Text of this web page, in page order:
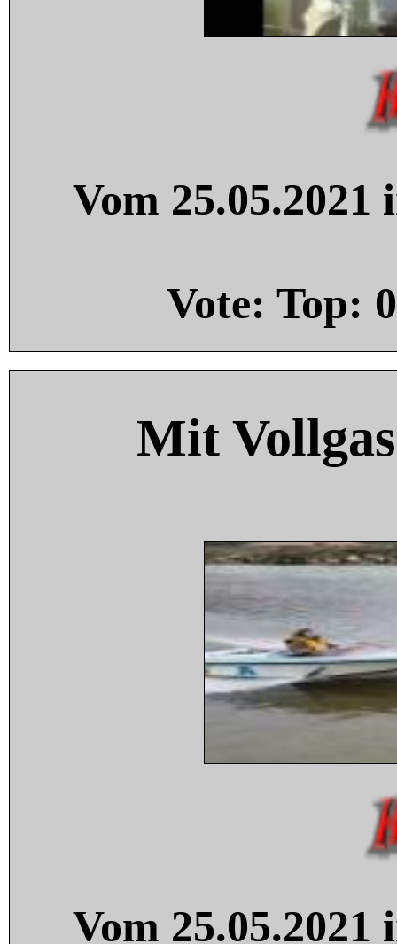
Vom
Vote: Top: 0
Mit
Vom